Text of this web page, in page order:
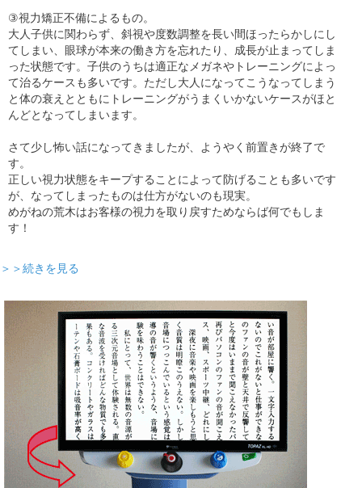
③視力矯正不備によるもの。
大人子供に関わらず、斜視や度数調整を長い間ほったらかしにし
てしまい、眼球が本来の働き方を忘れたり、成長が止まってしま
った状態です。子供のうちは適正なメガネやトレーニングによっ
て治るケースも多いです。ただし大人になってこうなってしまう
と体の衰えとともにトレーニングがうまくいかないケースがほと
んどとなってしまいます。
さて少し怖い話になってきましたが、ようやく前置きが終了で
す。
正しい視力状態をキープすることによって防げることも多いです
が、なってしまったものは仕方がないのも現実。
めがねの荒木はお客様の視力を取り戻すためならば何でもしま
す！
＞＞続きを見る